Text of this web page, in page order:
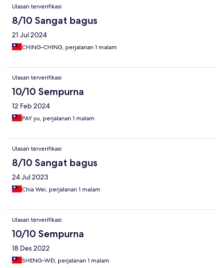
Ulasan terverifikasi
8/10 Sangat bagus
21 Jul 2024
CHING-CHING, perjalanan 1 malam
Ulasan terverifikasi
10/10 Sempurna
12 Feb 2024
PAY yu, perjalanan 1 malam
Ulasan terverifikasi
8/10 Sangat bagus
24 Jul 2023
Chia Wei, perjalanan 1 malam
Ulasan terverifikasi
10/10 Sempurna
18 Des 2022
SHENG-WEI, perjalanan 1 malam